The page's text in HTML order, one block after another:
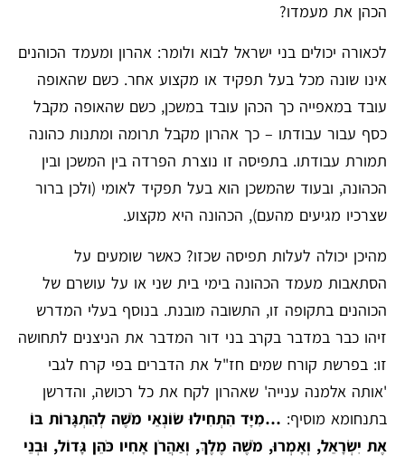
הכהן את מעמדו?
לכאורה יכולים בני ישראל לבוא ולומר: אהרון ומעמד הכוהנים
אינו שונה מכל בעל תפקיד או מקצוע אחר. כשם שהאופה
עובד במאפייה כך הכהן עובד במשכן, כשם שהאופה מקבל
כסף עבור עבודתו – כך אהרון מקבל תרומה ומתנות כהונה
תמורת עבודתו. בתפיסה זו נוצרת הפרדה בין המשכן ובין
הכהונה, ובעוד שהמשכן הוא בעל תפקיד לאומי (ולכן ברור
שצרכיו מגיעים מהעם), הכהונה היא מקצוע.
מהיכן יכולה לעלות תפיסה שכזו? כאשר שומעים על
הסתאבות מעמד הכהונה בימי בית שני או על עושרם של
הכוהנים בתקופה זו, התשובה מובנת. בנוסף בעלי המדרש
זיהו כבר במדבר בקרב בני דור המדבר את הניצנים לתחושה
זו: בפרשת קורח שמים חז"ל את הדברים בפי קרח לגבי
'אותה אלמנה ענייה' שאהרון לקח את כל רכושה, והדרשן
בתנחומא מוסיף: …מִיָּד הִתְחִילוּ שׂוֹנְאֵי מֹשֶׁה לְהִתְגָּרוֹת בּוֹ
אֶת יִשְׂרָאֵל, וְאָמְרוּ, מֹשֶׁה מֶלֶךְ, וְאַהֲרֹן אָחִיו כֹּהֵן גָּדוֹל, וּבְנֵי